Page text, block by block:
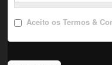
Aceito os Termos &